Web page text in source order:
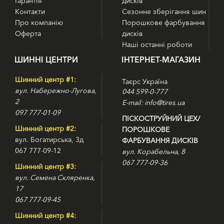
ContiPremiumContact 5
- Спеціальний малюнок протектора забезпечує відмінну
керованість і курсову стійкість;
- Унікальні ламелі дозволили зменшити гальмівний шлях і
звуковий ефект;
- Спеціальна конструкція каркаса забезпечує підвищену
безпеку при русі.
Контакти
Про компанію
Оферта
Сезонне зберігання шин
Порошкове фарбування
дисків
Наші останні роботи
ШИННІ ЦЕНТРИ
Шинний центр #1:
вул. Набережно-Лугова,
2
097 777-01-09
Шинний центр #2:
вул. Богатирська, 3д
067 777-09-12
Шинний центр #3:
вул. Семена Скляренка,
17
067 777-09-45
Шинний центр #4:
ІНТЕРНЕТ-МАГАЗИН
Таєрс Україна
044 599-0-777
E-mail: info@tires.ua
ПІСКОСТРУЙНИЙ ЦЕХ/
ПОРОШКОВЕ
ФАРБУВАННЯ ДИСКІВ
вул. Корабельна, 8
067 777-09-36